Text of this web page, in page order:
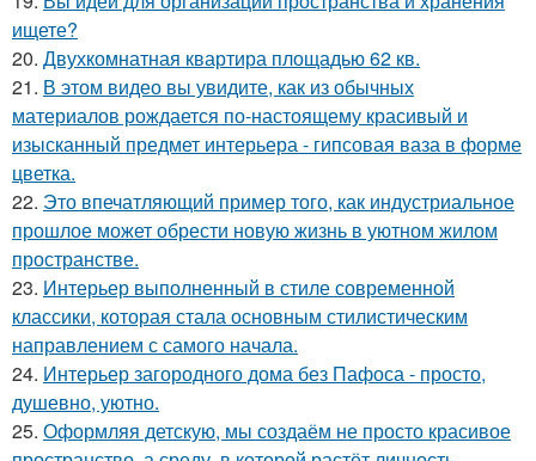
ищете?
20. Двухкомнатная квартира площадью 62 кв.
21. В этом видео вы увидите, как из обычных
материалов рождается по-настоящему красивый и
изысканный предмет интерьера - гипсовая ваза в форме
цветка.
22. Это впечатляющий пример того, как индустриальное
прошлое может обрести новую жизнь в уютном жилом
пространстве.
23. Интерьер выполненный в стиле современной
классики, которая стала основным стилистическим
направлением с самого начала.
24. Интерьер загородного дома без Пафоса - просто,
душевно, уютно.
25. Оформляя детскую, мы создаём не просто красивое